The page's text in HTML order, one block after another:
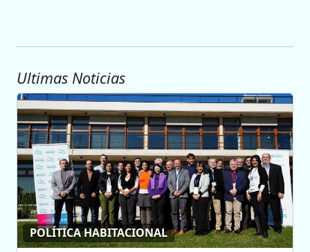
Ultimas Noticias
POLÍTICA HABITACIONAL